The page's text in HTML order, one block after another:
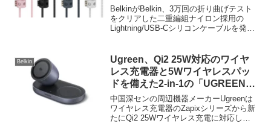
性を実現したLightning/USB-Cケ
ーブルを発売。
BelkinがBelkin、3万回の折り曲げテスト
をクリアした二重編組ナイロン採用の
Lightning/USB-Cシリコンケーブルを発
Belkin
Ugreen、Qi2 25W対応のワイヤ
レス充電器と5Wワイヤレスパッ
ドを備えた2-in-1の「UGREEN
Zapix Qi2 25Wワイヤレス充電
器」を発売。
中国深センの周辺機器メーカーUgreenは
ワイヤレス充電器のZapixシリーズから新
たにQi2 25Wワイヤレス充電に対応した2-